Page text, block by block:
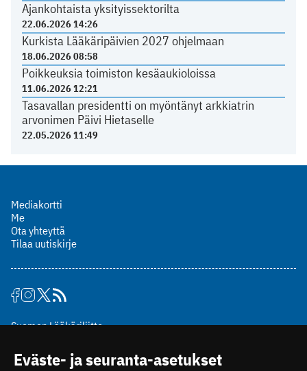
Ajankohtaista yksityissektorilta
22.06.2026 14:26
Kurkista Lääkäripäivien 2027 ohjelmaan
18.06.2026 08:58
Poikkeuksia toimiston kesäaukioloissa
11.06.2026 12:21
Tasavallan presidentti on myöntänyt arkkiatrin
arvonimen Päivi Hietaselle
22.05.2026 11:49
Mediakortti
Me
Ota yhteyttä
Tilaa uutiskirje
Suomen Lääkäriliitto
00510 Helsinki
Eväste- ja seuranta-asetukset